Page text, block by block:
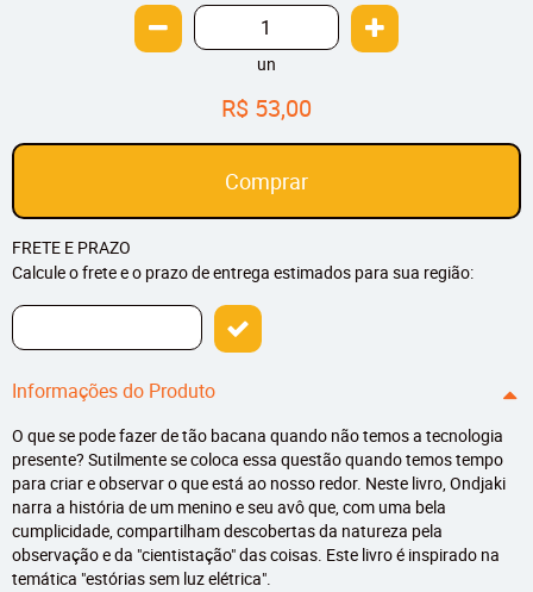
un
R$ 53,00
Comprar
FRETE E PRAZO
Calcule o frete e o prazo de entrega estimados para sua região:
Informações do Produto
O que se pode fazer de tão bacana quando não temos a tecnologia
presente? Sutilmente se coloca essa questão quando temos tempo
para criar e observar o que está ao nosso redor. Neste livro, Ondjaki
narra a história de um menino e seu avô que, com uma bela
cumplicidade, compartilham descobertas da natureza pela
observação e da "cientistação" das coisas. Este livro é inspirado na
temática "estórias sem luz elétrica".